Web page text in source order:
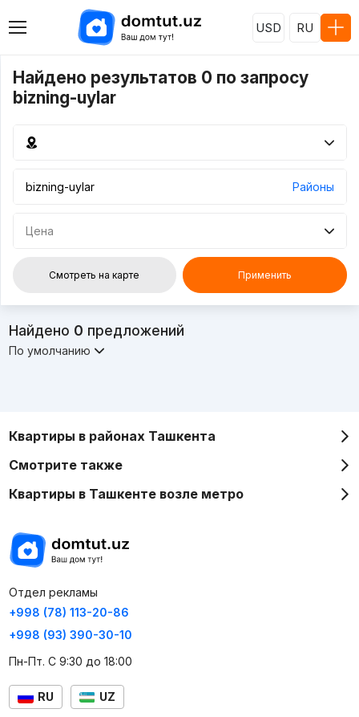
USD RU
Найдено результатов 0 по запросу
bizning-uylar
Районы
Цена
Смотреть на карте Применить
Найдено 0 предложений
По умолчанию
Квартиры в районах Ташкента
Смотрите также
Квартиры в Ташкенте возле метро
Отдел рекламы
+998 (78) 113-20-86
+998 (93) 390-30-10
Пн-Пт. С 9:30 до 18:00
RU UZ